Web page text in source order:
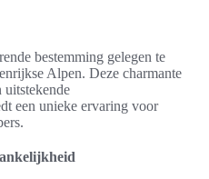
bestemming gelegen te
Alpen. Deze charmante
uitstekende
een unieke ervaring voor